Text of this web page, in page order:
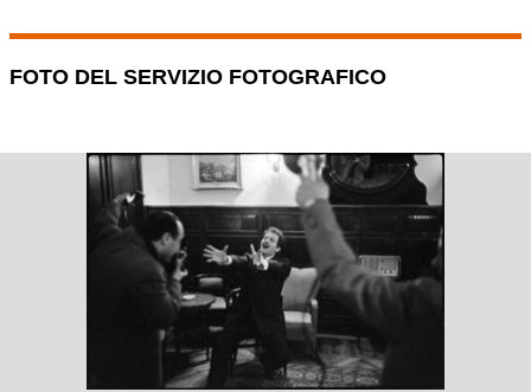
FOTO DEL SERVIZIO FOTOGRAFICO